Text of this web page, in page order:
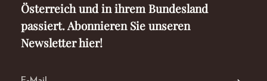
Österreich und in ihrem Bundesland
passiert. Abonnieren Sie unseren
Newsletter hier!